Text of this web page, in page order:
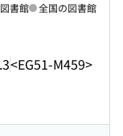
<EG51-M459>
書館 全国の図書館